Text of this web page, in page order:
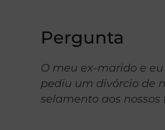
Pergunta
O meu ex-marido e
pediu um divórcio de
selamento aos nossos